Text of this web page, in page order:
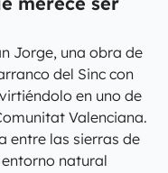
Jorge, una obra de
del Sinc con
en uno de
Valenciana.
entre las sierras de
natural